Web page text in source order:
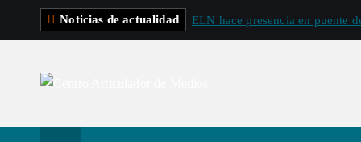
Noticias de actualidad ELN hace presencia en puente